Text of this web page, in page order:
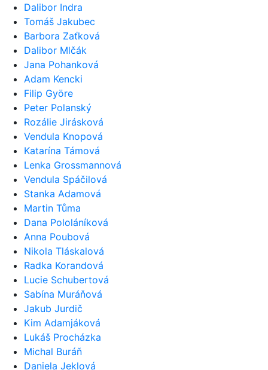
Dalibor Indra
Tomáš Jakubec
Barbora Zaťková
Dalibor Mlčák
Jana Pohanková
Adam Kencki
Filip Györe
Peter Polanský
Rozálie Jirásková
Vendula Knopová
Katarína Támová
Lenka Grossmannová
Vendula Spáčilová
Stanka Adamová
Martin Tůma
Dana Pololáníková
Anna Poubová
Nikola Tláskalová
Radka Korandová
Lucie Schubertová
Sabína Muráňová
Jakub Jurdič
Kim Adamjáková
Lukáš Procházka
Michal Buráň
Daniela Jeklová